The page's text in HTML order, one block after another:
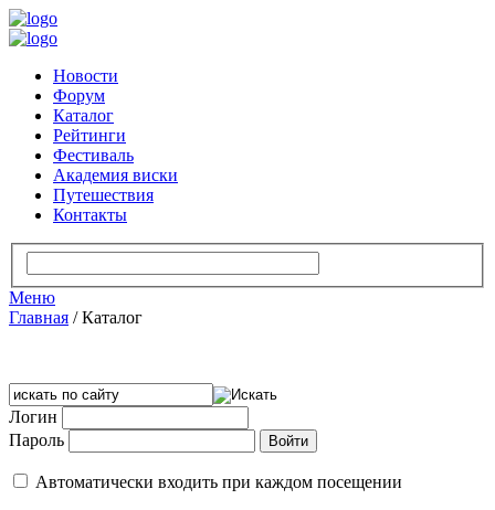
Новости
Форум
Каталог
Рейтинги
Фестиваль
Академия виски
Путешествия
Контакты
Меню
Главная /Каталог
Логин
Пароль
Автоматически входить при каждом посещении